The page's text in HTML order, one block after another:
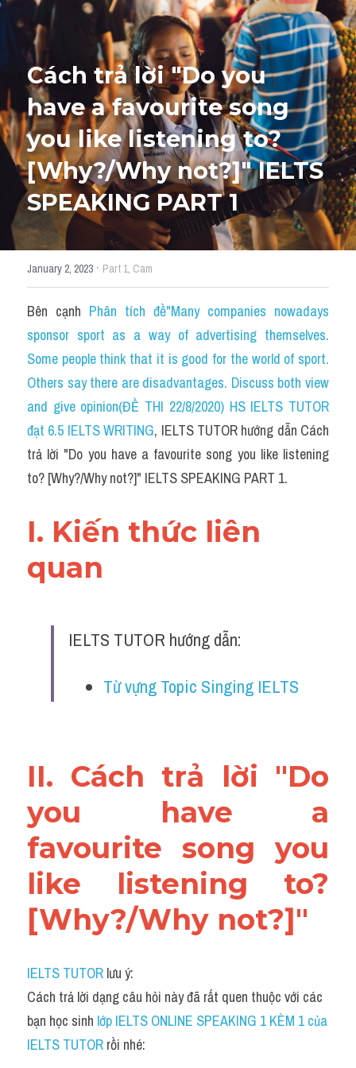
HỌC THỬ
Cách trả lời "Do you
have a favourite song
you like listening to?
[Why?/Why not?]" IELTS
SPEAKING PART 1
January 2, 2023 · Part 1, Cam
Bên cạnh Phân tích đề"Many companies nowadays
sponsor sport as a way of advertising themselves.
Some people think that it is good for the world of sport.
Others say there are disadvantages. Discuss both view
and give opinion(ĐỀ THI 22/8/2020) HS IELTS TUTOR
đạt 6.5 IELTS WRITING, IELTS TUTOR hướng dẫn Cách
trả lời "Do you have a favourite song you like listening
to? [Why?/Why not?]" IELTS SPEAKING PART 1.
I. Kiến thức liên
quan
IELTS TUTOR hướng dẫn:
Từ vựng Topic Singing IELTS
II. Cách trả lời "Do
you have a
favourite song you
like listening to?
[Why?/Why not?]"
IELTS TUTOR lưu ý:
Cách trả lời dạng câu hỏi này đã rất quen thuộc với các
bạn học sinh lớp IELTS ONLINE SPEAKING 1 KÈM 1 của
IELTS TUTOR rồi nhé: